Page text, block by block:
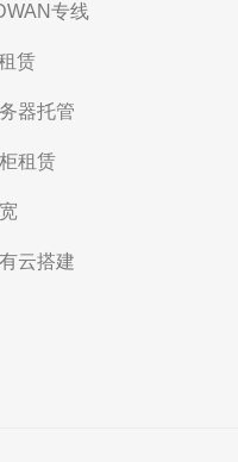
专线
赁
器托管
租赁
云搭建